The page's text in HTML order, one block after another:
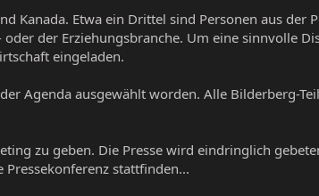
Kanada. Etwa ein Drittel sind Personen aus der
der Erziehungsbranche. Um eine sinnvolle
eingeladen.
Agenda ausgewählt worden. Alle Bilderberg-
zu geben. Die Presse wird eindringlich
stattfinden...